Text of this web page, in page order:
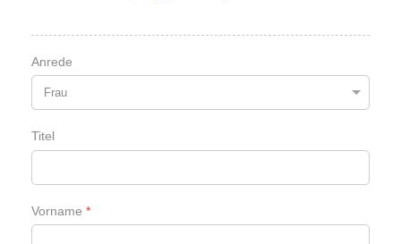
Anrede
Titel
Vorname *